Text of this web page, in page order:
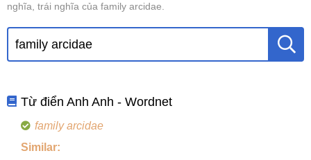
nghĩa, trái nghĩa của family arcidae.
Từ điển Anh Anh - Wordnet
family arcidae
Similar: